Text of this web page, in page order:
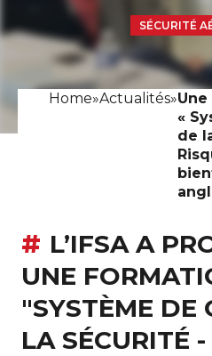
SÉCURITÉ
Home»Actualités»
«
de
L’IFSA A
UNE
"SYSTÈME DE
LA SÉCURITÉ